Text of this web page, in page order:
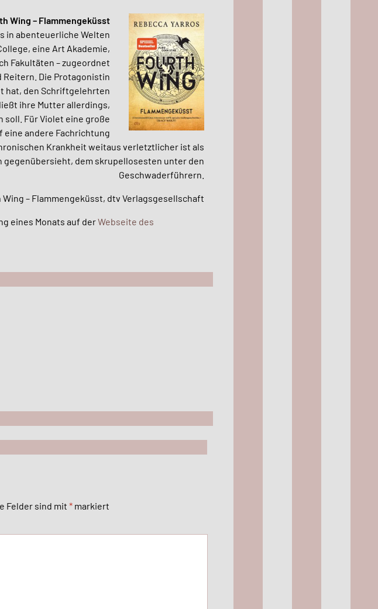
Wing – Flammengeküsst
in abenteuerliche Welten
eine Art Akademie,
Fakultäten – zugeordnet
Die Protagonistin
hat, den Schriftgelehrten
ihre Mutter allerdings,
Für Violet eine große
eine andere Fachrichtung
Krankheit weitaus verletztlicher ist als
gegenübersieht, dem skrupellosesten unter den
Geschwaderführern.
Wing – Flammengeküsst, dtv Verlagsgesellschaft
eines Monats auf derWebseite des
Felder sind mit * markiert